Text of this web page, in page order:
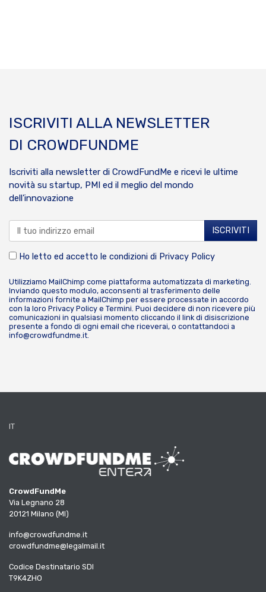
ISCRIVITI ALLA NEWSLETTER
DI CROWDFUNDME
Iscriviti alla newsletter di CrowdFundMe e ricevi le ultime
novità su startup, PMI ed il meglio del mondo
dell’innovazione
Ho letto ed accetto le condizioni di Privacy Policy
Utilizziamo MailChimp come piattaforma automatizzata di marketing.
Inviando questo modulo, acconsenti al trasferimento delle
informazioni fornite a MailChimp per essere processate in accordo
con la loro Privacy Policy e Termini. Puoi decidere di non ricevere più
comunicazioni in qualsiasi momento cliccando il link di disiscrizione
presente a fondo di ogni email che riceverai, o contattandoci a
info@crowdfundme.it.
IT
CrowdFundMe
Via Legnano 28
20121 Milano (MI)
info@crowdfundme.it
crowdfundme@legalmail.it
Codice Destinatario SDI
T9K4ZHO